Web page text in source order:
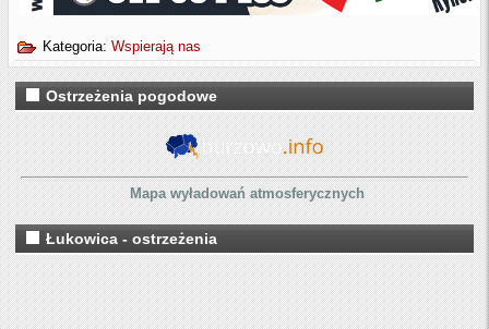
Kategoria:Wspierają nas
Ostrzeżenia pogodowe
Mapa wyładowań atmosferycznych
Łukowica - ostrzeżenia